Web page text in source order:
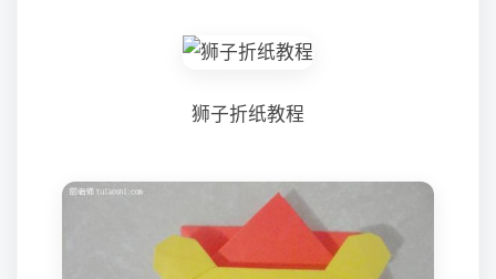
狮子折纸教程